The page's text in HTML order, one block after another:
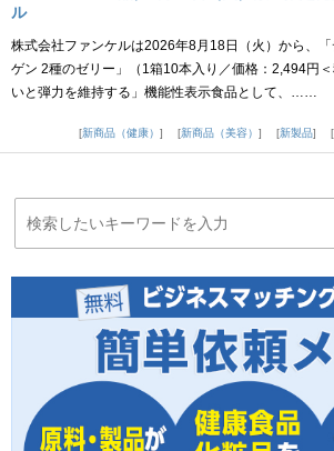
ル
株式会社ファンケルは2026年8月18日（火）から、
ゲン 2種のゼリー」（1箱10本入り／価格：2,494円
いと弾力を維持する」機能性表示食品として、……
新商品（健康）
新商品（美容） 新製品